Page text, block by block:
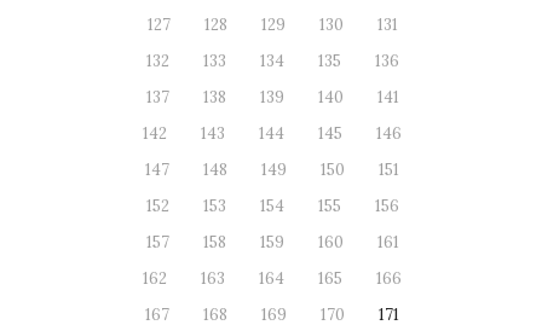
127
128 129 130
131
132
133 134 135
136
137
138 139 140
141
142
143 144 145
146
147
148 149 150
151
152
153 154 155
156
157
158 159 160
161
162
163 164 165
166
167
168 169 170
171